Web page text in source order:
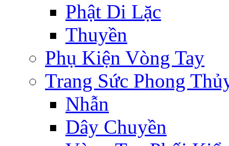
Phật Di Lặc
Thuyền
Phụ Kiện Vòng Tay
Trang Sức Phong
Nhẫn
Dây Chuyền